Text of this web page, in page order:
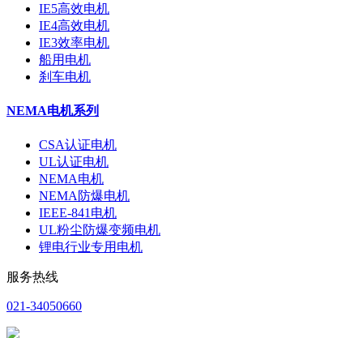
IE5高效电机
IE4高效电机
IE3效率电机
船用电机
刹车电机
NEMA电机系列
CSA认证电机
UL认证电机
NEMA电机
NEMA防爆电机
IEEE-841电机
UL粉尘防爆变频电机
锂电行业专用电机
服务热线
021-34050660